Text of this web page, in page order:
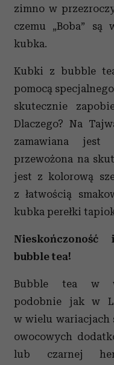
zimno w
czemu „Boba”
kubka.
Kubki z bubble
pomocą
skutecznie
Dlaczego? Na
zamawiana
przewożona na
jest z kolorową
z łatwością
kubka perełki
bubble tea!
Bubble tea w
podobnie jak w
w wielu wariacjach
owocowych
lub czarnej